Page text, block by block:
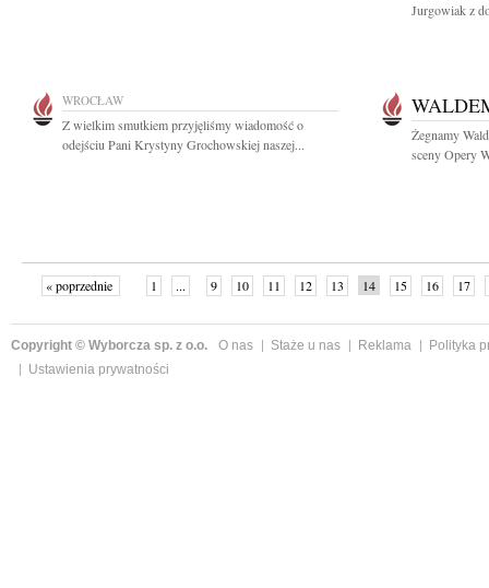
Jurgowiak z
WROCŁAW
Z wielkim smutkiem przyjęliśmy wiadomość o
odejściu Pani Krystyny Grochowskiej naszej...
Żegnamy
sceny Opery
« poprzednie 1 ... 9 10 11 12 13 14 15 16 17
Copyright © Wyborcza sp. z o.o. O nas Staże u nas Reklama
Polityka
Ustawienia prywatności